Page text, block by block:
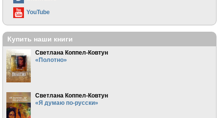
YouTube
Купить наши книги
Светлана Коппел-Ковтун
«Полотно»
Светлана Коппел-Ковтун
«Я думаю по-русски»